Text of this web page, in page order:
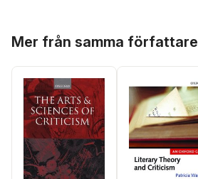
Mer från samma författare